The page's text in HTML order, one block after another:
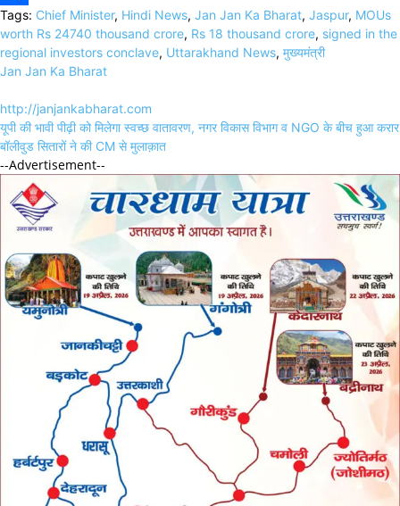
Link
Share
Tags: Chief Minister, Hindi News, Jan Jan Ka Bharat, Jaspur, MOUs
worth Rs 24740 thousand crore, Rs 18 thousand crore, signed in the
regional investors conclave, Uttarakhand News, मुख्यमंत्री
Jan Jan Ka Bharat
http://janjankabharat.com
Post
navigation
यूपी की भावी पीढ़ी को मिलेगा स्वच्छ वातावरण, नगर विकास विभाग व NGO के बीच हुआ करार
बॉलीवुड सितारों ने की CM से मुलाक़ात
--Advertisement--